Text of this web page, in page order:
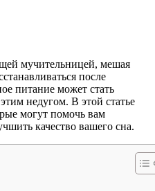
мучительницей, мешая
после
питание может стать
недугом. В этой статье
могут помочь вам
качество вашего сна.